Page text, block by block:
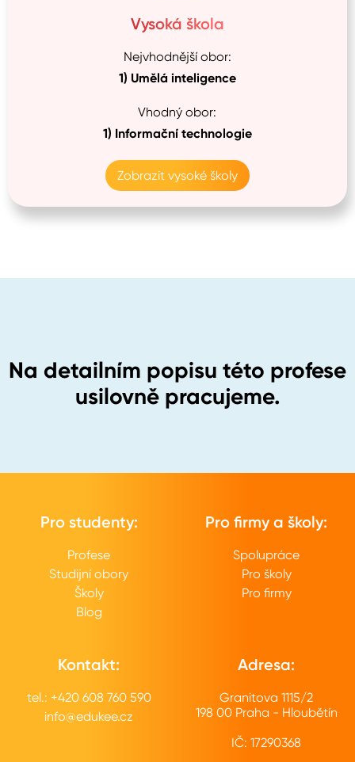
Vysoká škola
Nejvhodnější obor:
1) Umělá inteligence
Vhodný obor:
1) Informační technologie
Zobrazit vysoké školy
Na detailním popisu této profese
usilovně pracujeme.
Pro studenty:
Profese
Studijní obory
Školy
Blog
Pro firmy a školy:
Spolupráce
Pro školy
Pro firmy
Kontakt:
tel.: +420 608 760 590
info@edukee.cz
Adresa:
Granitova 1115/2
198 00 Praha - Hloubětín
IČ: 17290368